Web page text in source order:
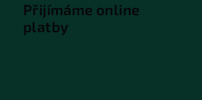
Přijímáme online
platby